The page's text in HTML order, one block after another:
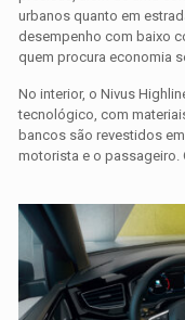
urbanos quanto em
desempenho com baixo
quem procura economia
No interior, o Nivus
tecnológico, com
bancos são revestidos
motorista e o passageiro.